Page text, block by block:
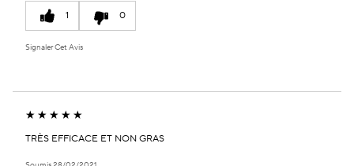
1 0
Signaler Cet Avis
TRÈS EFFICACE ET NON GRAS